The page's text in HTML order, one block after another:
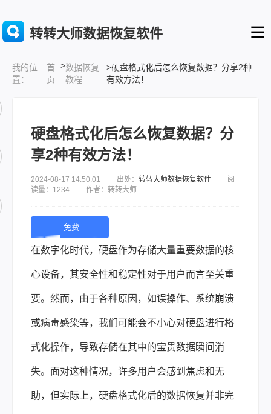
转转大师数据恢复软件
我的位
置：
首
页
>数据恢复
教程
>硬盘格式化后怎么恢复数据？分享2种
有效方法！
硬盘格式化后怎么恢复数据？分
享2种有效方法！
2024-08-17 14:50:01 出处： 转转大师数据恢复软件 阅
读量：1234 作者：转转大师
免费
下
载 |
在数字化时代，硬盘作为存储大量重要数据的核
心设备，其安全性和稳定性对于用户而言至关重
要。然而，由于各种原因，如误操作、系统崩溃
或病毒感染等，我们可能会不小心对硬盘进行格
式化操作，导致存储在其中的宝贵数据瞬间消
失。面对这种情况，许多用户会感到焦虑和无
助，但实际上，硬盘格式化后的数据恢复并非完